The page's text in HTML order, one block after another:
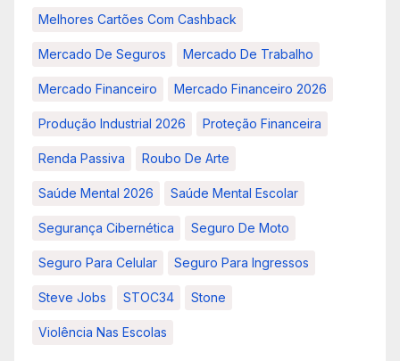
Melhores Cartões Com Cashback
Mercado De Seguros Mercado De Trabalho
Mercado Financeiro Mercado Financeiro 2026
Produção Industrial 2026 Proteção Financeira
Renda Passiva Roubo De Arte
Saúde Mental 2026 Saúde Mental Escolar
Segurança Cibernética Seguro De Moto
Seguro Para Celular Seguro Para Ingressos
Steve Jobs STOC34 Stone
Violência Nas Escolas